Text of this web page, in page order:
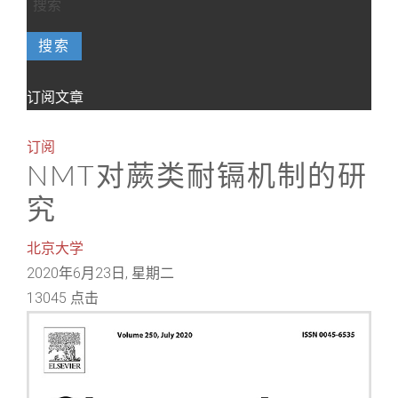
搜索
订阅文章
订阅
NMT对蕨类耐镉机制的研
究
北京大学
2020年6月23日, 星期二
13045 点击